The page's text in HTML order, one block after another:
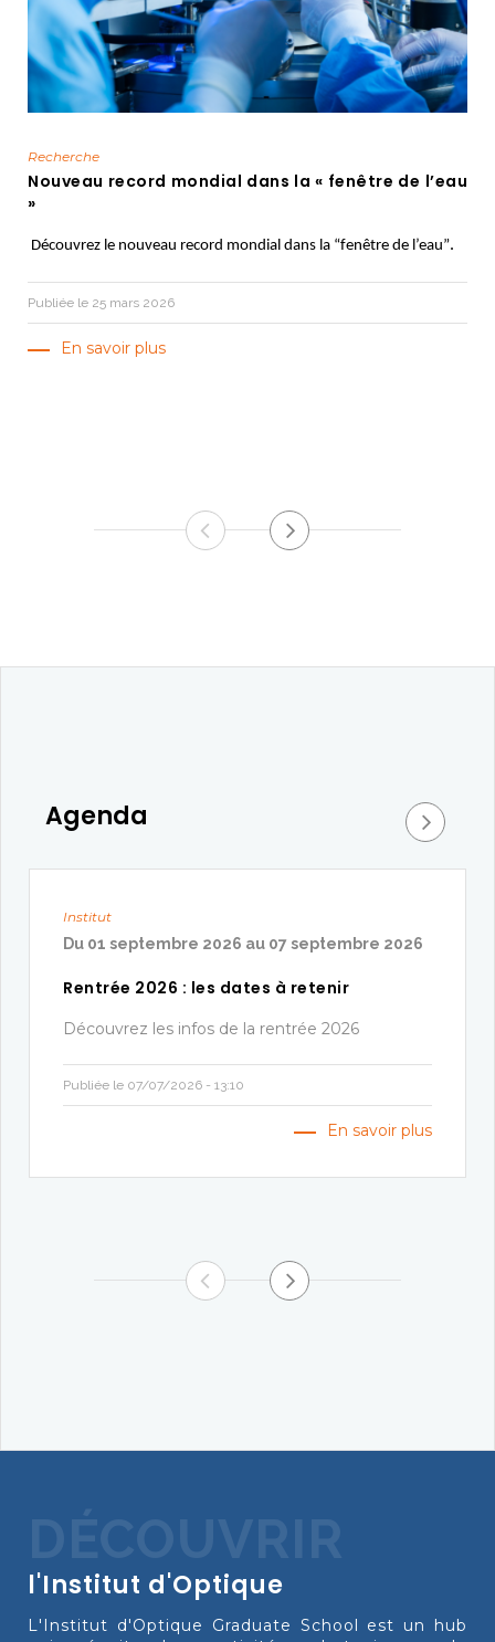
Recherche
Nouveau record mondial dans la « fenêtre de l’eau
»
Découvrez le nouveau record mondial dans la “fenêtre de l’eau”.
Publiée le 25 mars 2026
En savoir plus
Agenda
Institut
Du 01 septembre 2026 au 07 septembre 2026
Rentrée 2026 : les dates à retenir
Découvrez les infos de la rentrée 2026
Publiée le 07/07/2026 - 13:10
En savoir plus
l'Institut d'Optique
L'Institut d'Optique Graduate School est un hub